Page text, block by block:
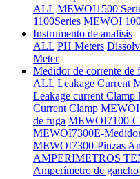
ALL MEWOI1500
1100Series MEWOI
Instrumento de analisis
ALL PH Meters
Meter
Medidor de corrente de
ALL Leakage Current
Leakage current Clamp
Current Clamp
de fuga MEWOI7100-
MEWOI7300E-
MEWOI7300-Pinzas
AMPERIMETROS
Amperímetro de